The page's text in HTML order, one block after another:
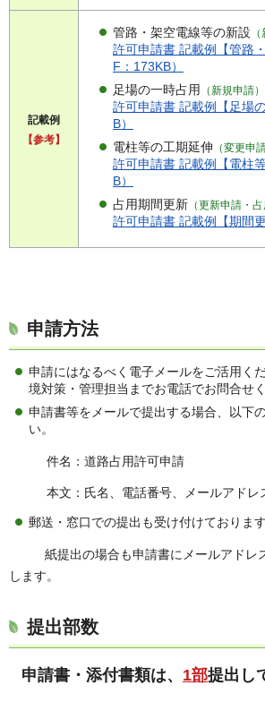
記載例
【参考】
管路・架空電線等の新設
許可申請書 記載例【管路
F：173KB）
足場の一時占用
（新規申請）
許可申請書 記載例【足場
B）
電柱等の工期延伸 （変更申請
許可申請書 記載例【電柱
B）
占用期間更新 （更新申請・
許可申請書 記載例【期間
申請方法
申請にはなるべく電子メールをご活用く
境対策・管理担当までお電話でお問合せく
申請書等をメールで提出する場合、以下
い。
件名：道路占用許可申請
本文：氏名、電話番号、メールアドレ
郵送・窓口での提出も受け付けておりま
紙提出の場合も申請書にメールアドレ
します。
提出部数
申請書・添付書類は、 1部提出し